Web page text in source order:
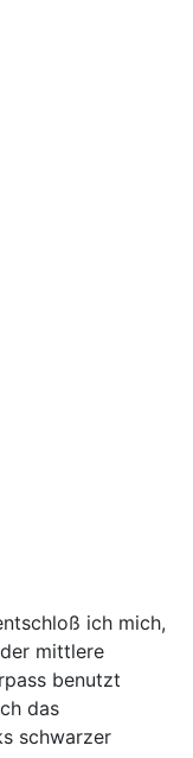
ich mich,
mittlere
benutzt
das
schwarzer